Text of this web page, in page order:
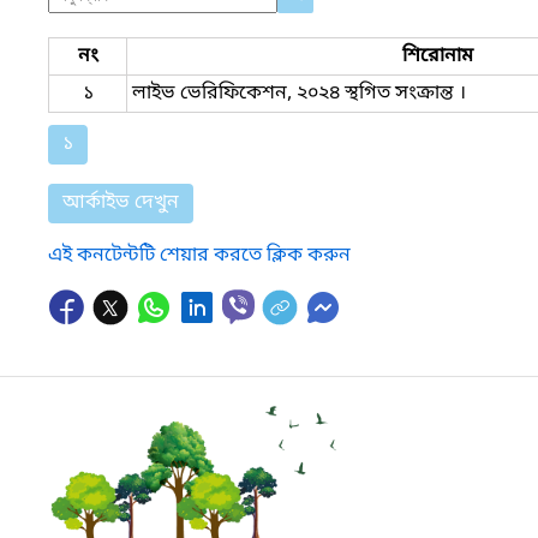
নং শিরোনাম
১
লাইভ ভেরিফিকেশন, ২০২৪ স্থগিত সংক্রান্ত ।
১
আর্কাইভ দেখুন
এই কনটেন্টটি শেয়ার করতে ক্লিক করুন